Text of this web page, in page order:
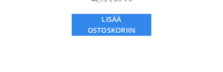
LISÄÄ
OSTOSKORIIN